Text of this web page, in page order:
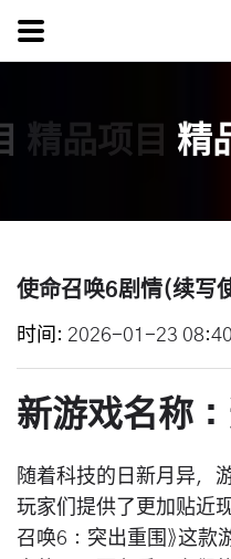
精品项目 精
使命召唤6剧情(续写
时间 2026-01-23
新游戏名称
随着科技的日新月异，
玩家们提供了更加贴近
召唤6：突出重围》这